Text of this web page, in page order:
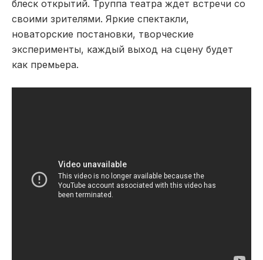
блеск открытий. Труппа театра ждет встречи со
своими зрителями. Яркие спектакли,
новаторские постановки, творческие
эксперименты, каждый выход на сцену будет
как премьера.